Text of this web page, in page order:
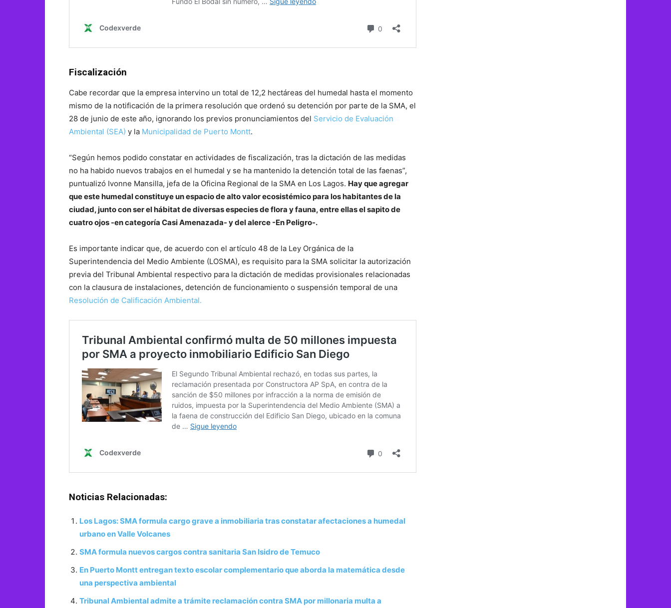
Fiscalización
Cabe recordar que la empresa intervino un total de 12,2 hectáreas del humedal hasta el momento
mismo de la notificación de la primera resolución que ordenó su detención por parte de la SMA, el
28 de junio de este año, ignorando los previos pronunciamientos del Servicio de Evaluación
Ambiental (SEA) y la Municipalidad de Puerto Montt.
“Según hemos podido constatar en actividades de fiscalización, tras la dictación de las medidas
no ha habido nuevos trabajos en el humedal y se ha mantenido la detención total de las faenas”,
puntualizó Ivonne Mansilla, jefa de la Oficina Regional de la SMA en Los Lagos. Hay que agregar
que este humedal constituye un espacio de alto valor ecosistémico para los habitantes de la
ciudad, junto con ser el hábitat de diversas especies de flora y fauna, entre ellas el sapito de
cuatro ojos -en categoría Casi Amenazada- y del alerce -En Peligro-.
Es importante indicar que, de acuerdo con el artículo 48 de la Ley Orgánica de la
Superintendencia del Medio Ambiente (LOSMA), es requisito para la SMA solicitar la autorización
previa del Tribunal Ambiental respectivo para la dictación de medidas provisionales relacionadas
con la clausura de instalaciones, detención de funcionamiento o suspensión temporal de una
Resolución de Calificación Ambiental.
Noticias Relacionadas:
Los Lagos: SMA formula cargo grave a inmobiliaria tras constatar afectaciones a humedal
urbano en Valle Volcanes
SMA formula nuevos cargos contra sanitaria San Isidro de Temuco
En Puerto Montt entregan texto escolar complementario que aborda la matemática desde
una perspectiva ambiental
Tribunal Ambiental admite a trámite reclamación contra SMA por millonaria multa a